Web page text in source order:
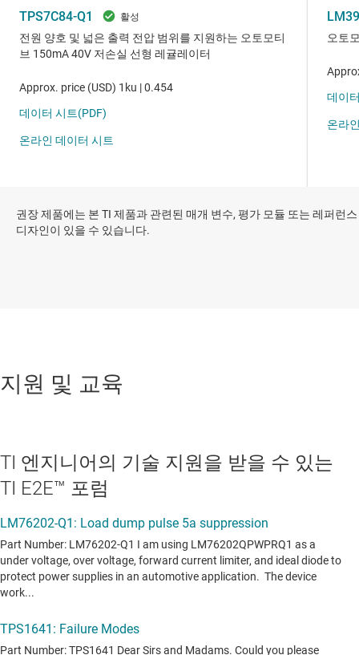
권장 제품에는 본 TI 제품과 관련된 매개 변수, 평가 모듈 또는 레퍼런스
디자인이 있을 수 있습니다.
지원 및 교육
TI 엔지니어의 기술 지원을 받을 수 있는
TI E2E™ 포럼